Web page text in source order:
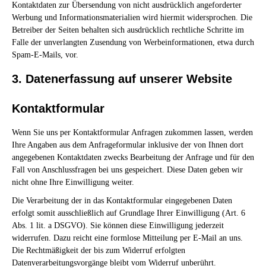
Kontaktdaten zur Übersendung von nicht ausdrücklich angeforderter
Werbung und Informationsmaterialien wird hiermit widersprochen. Die
Betreiber der Seiten behalten sich ausdrücklich rechtliche Schritte im
Falle der unverlangten Zusendung von Werbeinformationen, etwa durch
Spam-E-Mails, vor.
3. Datenerfassung auf unserer Website
Kontaktformular
Wenn Sie uns per Kontaktformular Anfragen zukommen lassen, werden
Ihre Angaben aus dem Anfrageformular inklusive der von Ihnen dort
angegebenen Kontaktdaten zwecks Bearbeitung der Anfrage und für den
Fall von Anschlussfragen bei uns gespeichert. Diese Daten geben wir
nicht ohne Ihre Einwilligung weiter.
Die Verarbeitung der in das Kontaktformular eingegebenen Daten
erfolgt somit ausschließlich auf Grundlage Ihrer Einwilligung (Art. 6
Abs. 1 lit. a DSGVO). Sie können diese Einwilligung jederzeit
widerrufen. Dazu reicht eine formlose Mitteilung per E-Mail an uns.
Die Rechtmäßigkeit der bis zum Widerruf erfolgten
Datenverarbeitungsvorgänge bleibt vom Widerruf unberührt.